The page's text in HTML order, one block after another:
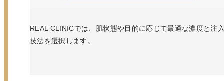
REAL CLINICでは、肌状態や目的に応じて最適な濃度と注
技法を選択します。